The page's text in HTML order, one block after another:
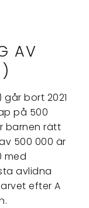
AV
bort 2021
på 500
barnen rätt
500 000 är
med
avlidna
arvet efter A